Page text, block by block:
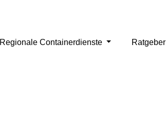
Regionale Containerdienste Ratgeber